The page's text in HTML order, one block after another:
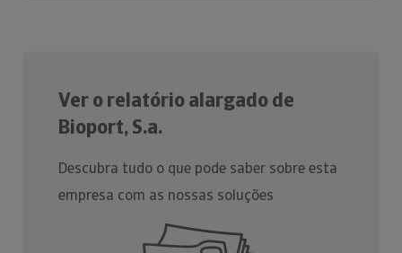
Ver o relatório alargado de
Bioport, S.a.
Descubra tudo o que pode saber sobre esta
empresa com as nossas soluções